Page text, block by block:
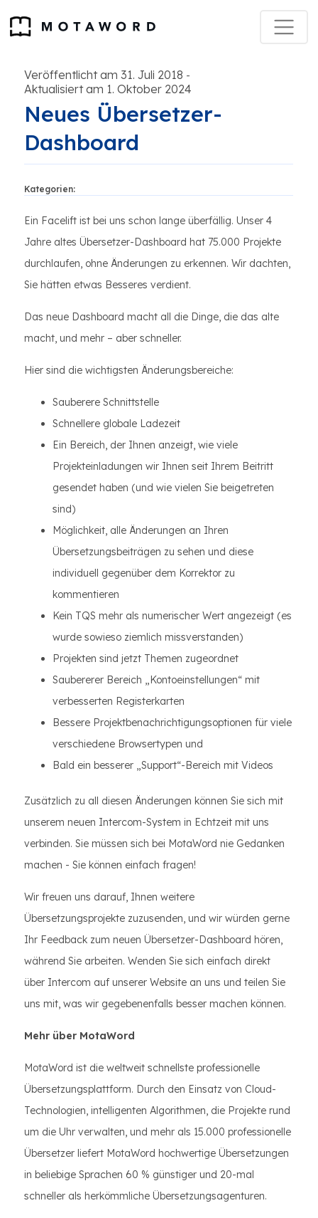
Veröffentlicht am 31. Juli 2018 -
Aktualisiert am 1. Oktober 2024
Neues Übersetzer-
Dashboard
Kategorien:
Ein Facelift ist bei uns schon lange überfällig. Unser 4
Jahre altes Übersetzer-Dashboard hat 75.000 Projekte
durchlaufen, ohne Änderungen zu erkennen. Wir dachten,
Sie hätten etwas Besseres verdient.
Das neue Dashboard macht all die Dinge, die das alte
macht, und mehr – aber schneller.
Hier sind die wichtigsten Änderungsbereiche:
Sauberere Schnittstelle
Schnellere globale Ladezeit
Ein Bereich, der Ihnen anzeigt, wie viele
Projekteinladungen wir Ihnen seit Ihrem Beitritt
gesendet haben (und wie vielen Sie beigetreten
sind)
Möglichkeit, alle Änderungen an Ihren
Übersetzungsbeiträgen zu sehen und diese
individuell gegenüber dem Korrektor zu
kommentieren
Kein TQS mehr als numerischer Wert angezeigt (es
wurde sowieso ziemlich missverstanden)
Projekten sind jetzt Themen zugeordnet
Saubererer Bereich „Kontoeinstellungen“ mit
verbesserten Registerkarten
Bessere Projektbenachrichtigungsoptionen für viele
verschiedene Browsertypen und
Bald ein besserer „Support“-Bereich mit Videos
Zusätzlich zu all diesen Änderungen können Sie sich mit
unserem neuen Intercom-System in Echtzeit mit uns
verbinden. Sie müssen sich bei MotaWord nie Gedanken
machen - Sie können einfach fragen!
Wir freuen uns darauf, Ihnen weitere
Übersetzungsprojekte zuzusenden, und wir würden gerne
Ihr Feedback zum neuen Übersetzer-Dashboard hören,
während Sie arbeiten. Wenden Sie sich einfach direkt
über Intercom auf unserer Website an uns und teilen Sie
uns mit, was wir gegebenenfalls besser machen können.
Mehr über MotaWord
MotaWord ist die weltweit schnellste professionelle
Übersetzungsplattform. Durch den Einsatz von Cloud-
Technologien, intelligenten Algorithmen, die Projekte rund
um die Uhr verwalten, und mehr als 15.000 professionelle
Übersetzer liefert MotaWord hochwertige Übersetzungen
in beliebige Sprachen 60 % günstiger und 20-mal
schneller als herkömmliche Übersetzungsagenturen.